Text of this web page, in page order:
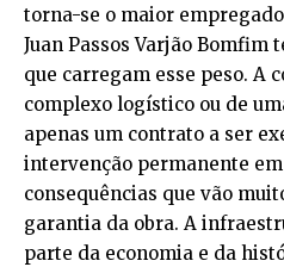
torna-se o maior
Juan Passos Varjão Bomfim
que carregam esse peso. A
complexo logístico ou de
apenas um contrato a ser
intervenção permanente
consequências que vão
garantia da obra. A
parte da economia e da